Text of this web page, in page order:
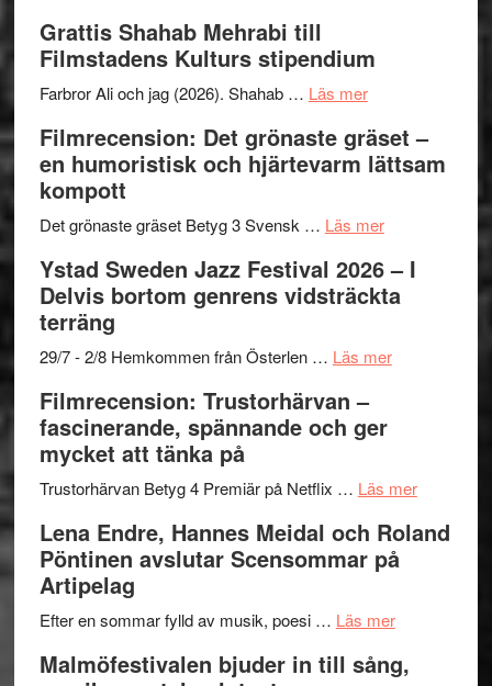
West
presenterar
nya
titlar
årets
Grattis Shahab Mehrabi till
Filmstadens Kulturs stipendium
Farbror Ali och jag (2026). Shahab … Läs merom
Shahab
Mehrabi
Filmstadens
stipendium
Filmrecension: Det grönaste gräset –
en humoristisk och hjärtevarm lättsam
kompott
Det grönaste gräset Betyg 3 Svensk … Läs merom
Filmrecension:
Det
grönaste
–
och
lättsam
Ystad Sweden Jazz Festival 2026 – I
Delvis bortom genrens vidsträckta
terräng
29/7 - 2/8 Hemkommen från Österlen … Läs merom
2026
I
Delvis
genrens
terräng
Filmrecension: Trustorhärvan –
fascinerande, spännande och ger
mycket att tänka på
Trustorhärvan Betyg 4 Premiär på Netflix … Läs merom
Lena Endre, Hannes Meidal och Roland
Pöntinen avslutar Scensommar på
Artipelag
Efter en sommar fylld av musik, poesi … Läs merom
Endre,
Malmöfestivalen bjuder in till sång,